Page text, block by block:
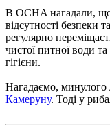
В OCHA нагадали,
відсутності безпеки
регулярно
чистої питної води
гігієни.
Нагадаємо, минулого
Камеруну. Тоді у